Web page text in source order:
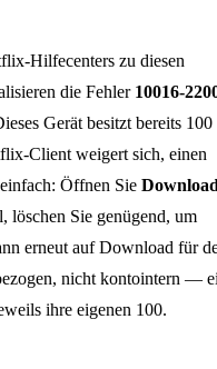
Hilfecenters zu diesen
die Fehler 10016-
Gerät besitzt bereits 100
Client weigert sich, einen
Öffnen Sie
löschen Sie genügend, um
erneut auf Download für
nicht kontointern —
ihre eigenen 100.